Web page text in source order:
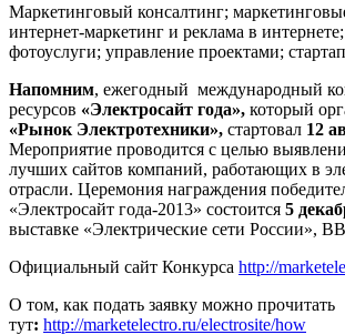
Маркетинговый консалтинг;
интернет-маркетинг и реклама в
фотоуслуги; управление проектами;
Напомним, ежегодный международный
ресурсов «Электросайт года», который
«Рынок Электротехники», стартовал 12
Мероприятие проводится с целью
лучших сайтов компаний, работающих в
отрасли. Церемония награждения
«Электросайт года-2013» состоится 5
выставке «Электрические сети России»,
Официальный сайт Конкурса http://
О том, как подать заявку можно прочитать
тут: http://marketelectro.ru/electrosite/how